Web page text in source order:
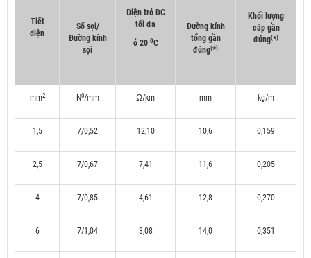
Tiết
diện
Số sợi/
Đường kính
sợi
Điện trở DC
tối đa
ở 20 0C
Đường kính
tổng gần
đúng(*)
Khối lượng
cáp gần
đúng(*)
mm2 N0/mm Ω/km mm kg/m
1,5 7/0,52 12,10 10,6 0,159
2,5 7/0,67 7,41 11,6 0,205
4 7/0,85 4,61 12,8 0,270
6 7/1,04 3,08 14,0 0,351